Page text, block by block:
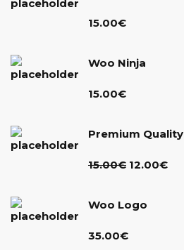
15.00€
Woo Ninja
15.00€
Premium Quality
15.00€
15.00€
12.00€
Woo Logo
35.00€